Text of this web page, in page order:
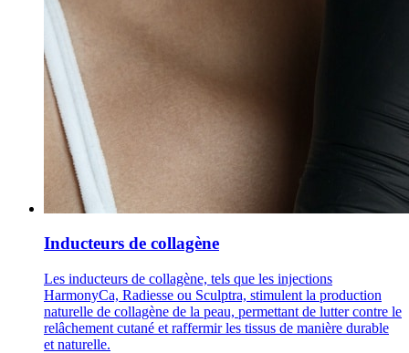
Inducteurs de collagène
Les inducteurs de collagène, tels que les injections
HarmonyCa, Radiesse ou Sculptra, stimulent la production
naturelle de collagène de la peau, permettant de lutter contre le
relâchement cutané et raffermir les tissus de manière durable
et naturelle.